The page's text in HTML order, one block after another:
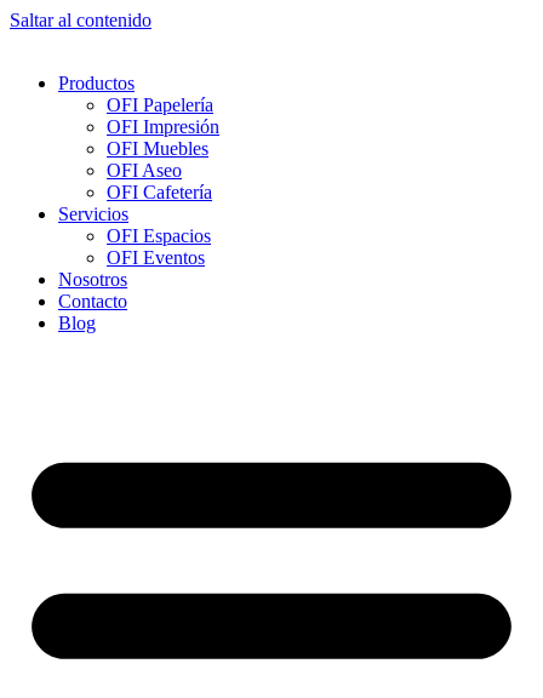
Saltar al contenido
Productos
OFI Papelería
OFI Impresión
OFI Muebles
OFI Aseo
OFI Cafetería
Servicios
OFI Espacios
OFI Eventos
Nosotros
Contacto
Blog